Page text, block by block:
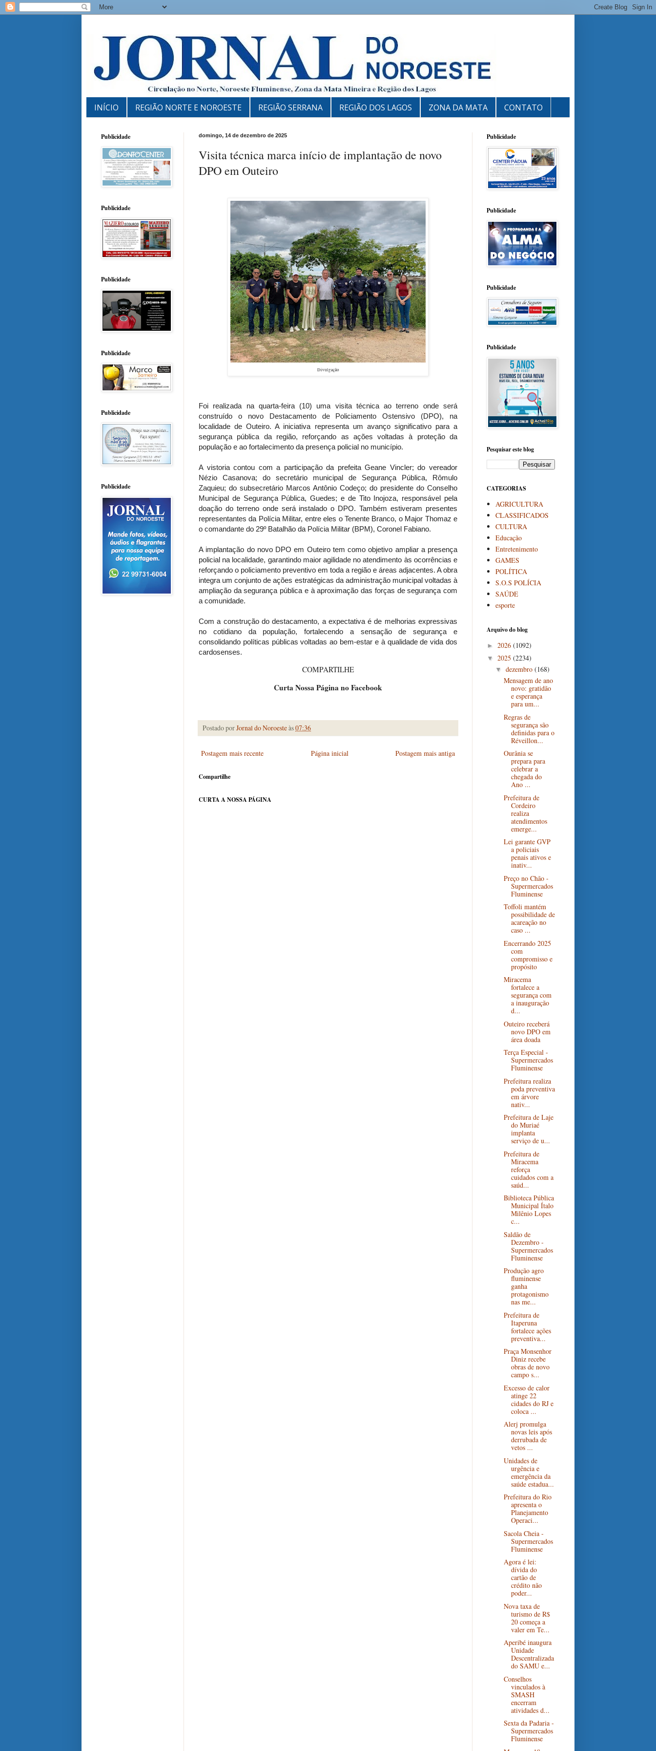
INÍCIO REGIÃO NORTE E NOROESTE REGIÃO SERRANA REGIÃO DOS LAGOS ZONA DA MATA CONTATO
domingo, 14 de dezembro de 2025
Visita técnica marca início de implantação de novo
DPO em Outeiro
Divulgação
Foi realizada na quarta-feira (10) uma visita técnica ao terreno onde será
construído o novo Destacamento de Policiamento Ostensivo (DPO), na
localidade de Outeiro. A iniciativa representa um avanço significativo para a
segurança pública da região, reforçando as ações voltadas à proteção da
população e ao fortalecimento da presença policial no município.
A vistoria contou com a participação da prefeita Geane Vincler; do vereador
Nézio Casanova; do secretário municipal de Segurança Pública, Rômulo
Zaquieu; do subsecretário Marcos Antônio Codeço; do presidente do Conselho
Municipal de Segurança Pública, Guedes; e de Tito Inojoza, responsável pela
doação do terreno onde será instalado o DPO. Também estiveram presentes
representantes da Polícia Militar, entre eles o Tenente Branco, o Major Thomaz e
o comandante do 29º Batalhão da Polícia Militar (BPM), Coronel Fabiano.
A implantação do novo DPO em Outeiro tem como objetivo ampliar a presença
policial na localidade, garantindo maior agilidade no atendimento às ocorrências e
reforçando o policiamento preventivo em toda a região e áreas adjacentes. A obra
integra um conjunto de ações estratégicas da administração municipal voltadas à
ampliação da segurança pública e à aproximação das forças de segurança com
a comunidade.
Com a construção do destacamento, a expectativa é de melhorias expressivas
no cotidiano da população, fortalecendo a sensação de segurança e
consolidando políticas públicas voltadas ao bem-estar e à qualidade de vida dos
cardosenses.
COMPARTILHE
Curta Nossa Página no Facebook
Postado porJornal do Noroesteàs07:36
Postagem mais recente Postagem mais antiga
Página inicial
Compartilhe
CURTA A NOSSA PÁGINA
Publicidade
Publicidade
Publicidade
Publicidade
Publicidade
Publicidade
Publicidade
Publicidade
Publicidade
Publicidade
Pesquisar este blog
CATEGORIAS
AGRICULTURA
CLASSIFICADOS
CULTURA
Educação
Entretenimento
GAMES
POLÍTICA
S.O.S POLÍCIA
SAÚDE
esporte
Arquivo do blog
► 2026 (1092)
▼ 2025 (2234)
▼ dezembro (168)
Mensagem de ano
novo: gratidão
e esperança
para um...
Regras de
segurança são
definidas para o
Réveillon...
Ourânia se
prepara para
celebrar a
chegada do
Ano ...
Prefeitura de
Cordeiro
realiza
atendimentos
emerge...
Lei garante GVP
a policiais
penais ativos e
inativ...
Preço no Chão -
Supermercados
Fluminense
Toffoli mantém
possibilidade de
acareação no
caso ...
Encerrando 2025
com
compromisso e
propósito
Miracema
fortalece a
segurança com
a inauguração
d...
Outeiro receberá
novo DPO em
área doada
Terça Especial -
Supermercados
Fluminense
Prefeitura realiza
poda preventiva
em árvore
nativ...
Prefeitura de Laje
do Muriaé
implanta
serviço de u...
Prefeitura de
Miracema
reforça
cuidados com a
saúd...
Biblioteca Pública
Municipal Ítalo
Milênio Lopes
c...
Saldão de
Dezembro -
Supermercados
Fluminense
Produção agro
fluminense
ganha
protagonismo
nas me...
Prefeitura de
Itaperuna
fortalece ações
preventiva...
Praça Monsenhor
Diniz recebe
obras de novo
campo s...
Excesso de calor
atinge 22
cidades do RJ e
coloca ...
Alerj promulga
novas leis após
derrubada de
vetos ...
Unidades de
urgência e
emergência da
saúde estadua...
Prefeitura do Rio
apresenta o
Planejamento
Operaci...
Sacola Cheia -
Supermercados
Fluminense
Agora é lei:
dívida do
cartão de
crédito não
poder...
Nova taxa de
turismo de R$
20 começa a
valer em Te...
Aperibé inaugura
Unidade
Descentralizada
do SAMU e...
Conselhos
vinculados à
SMASH
encerram
atividades d...
Sexta da Padaria -
Supermercados
Fluminense